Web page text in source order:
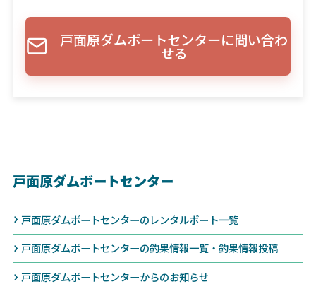
戸面原ダムボートセンターに問い合わ
せる
戸面原ダムボートセンター
戸面原ダムボートセンターのレンタルボート一覧
戸面原ダムボートセンターの釣果情報一覧・釣果情報投稿
戸面原ダムボートセンターからのお知らせ